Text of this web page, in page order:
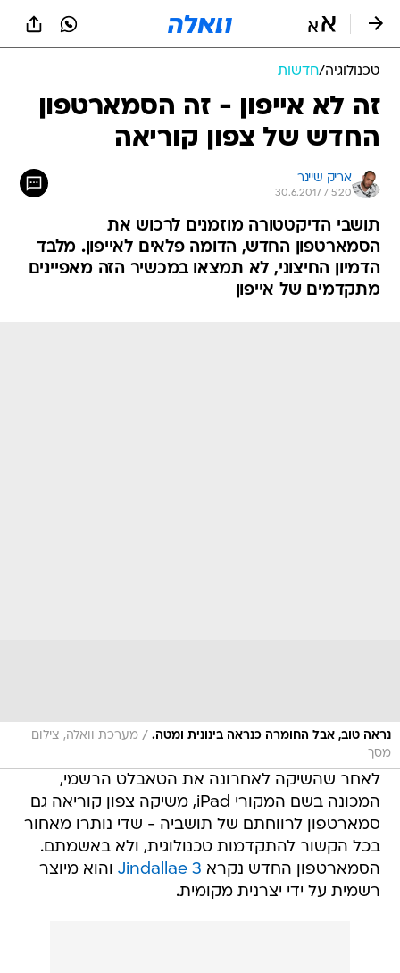
טכנולוגיה/חדשות
זה לא אייפון - זה הסמארטפון
החדש של צפון קוריאה
אריק שיינר
30.6.2017 / 5:20
תושבי הדיקטטורה מוזמנים לרכוש את
הסמארטפון החדש, הדומה פלאים לאייפון. מלבד
הדמיון החיצוני, לא תמצאו במכשיר הזה מאפיינים
מתקדמים של אייפון
נראה טוב, אבל החומרה כנראה בינונית ומטה. / מערכת וואלה, צילום
מסך
לאחר שהשיקה לאחרונה את הטאבלט הרשמי,
המכונה בשם המקורי iPad, משיקה צפון קוריאה גם
סמארטפון לרווחתם של תושביה - שדי נותרו מאחור
בכל הקשור להתקדמות טכנולוגית, ולא באשמתם.
הסמארטפון החדש נקרא Jindallae 3 והוא מיוצר
רשמית על ידי יצרנית מקומית.